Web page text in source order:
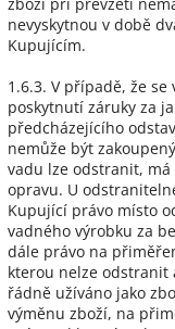
zboží při převzetí
nevyskytnou v době
Kupujícím.
1.6.3. V případě, že
poskytnutí záruky za
předcházejícího
nemůže být
vadu lze odstranit,
opravu. U
Kupující právo místo
vadného výrobku za
dále právo na
kterou nelze odstranit
řádně užíváno jako
výměnu zboží, na